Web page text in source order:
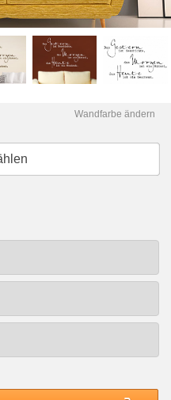
Wandfarbe ändern